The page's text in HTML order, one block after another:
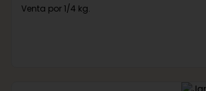
Venta por 1/4 kg.